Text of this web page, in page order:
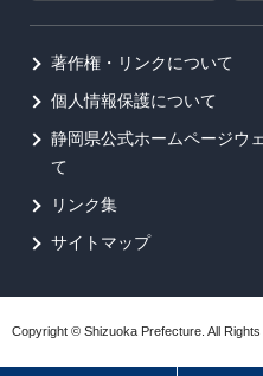
著作権・リンクについて
個人情報保護について
静岡県公式ホームページウ
て
リンク集
サイトマップ
Copyright © Shizuoka Prefecture. All Rights